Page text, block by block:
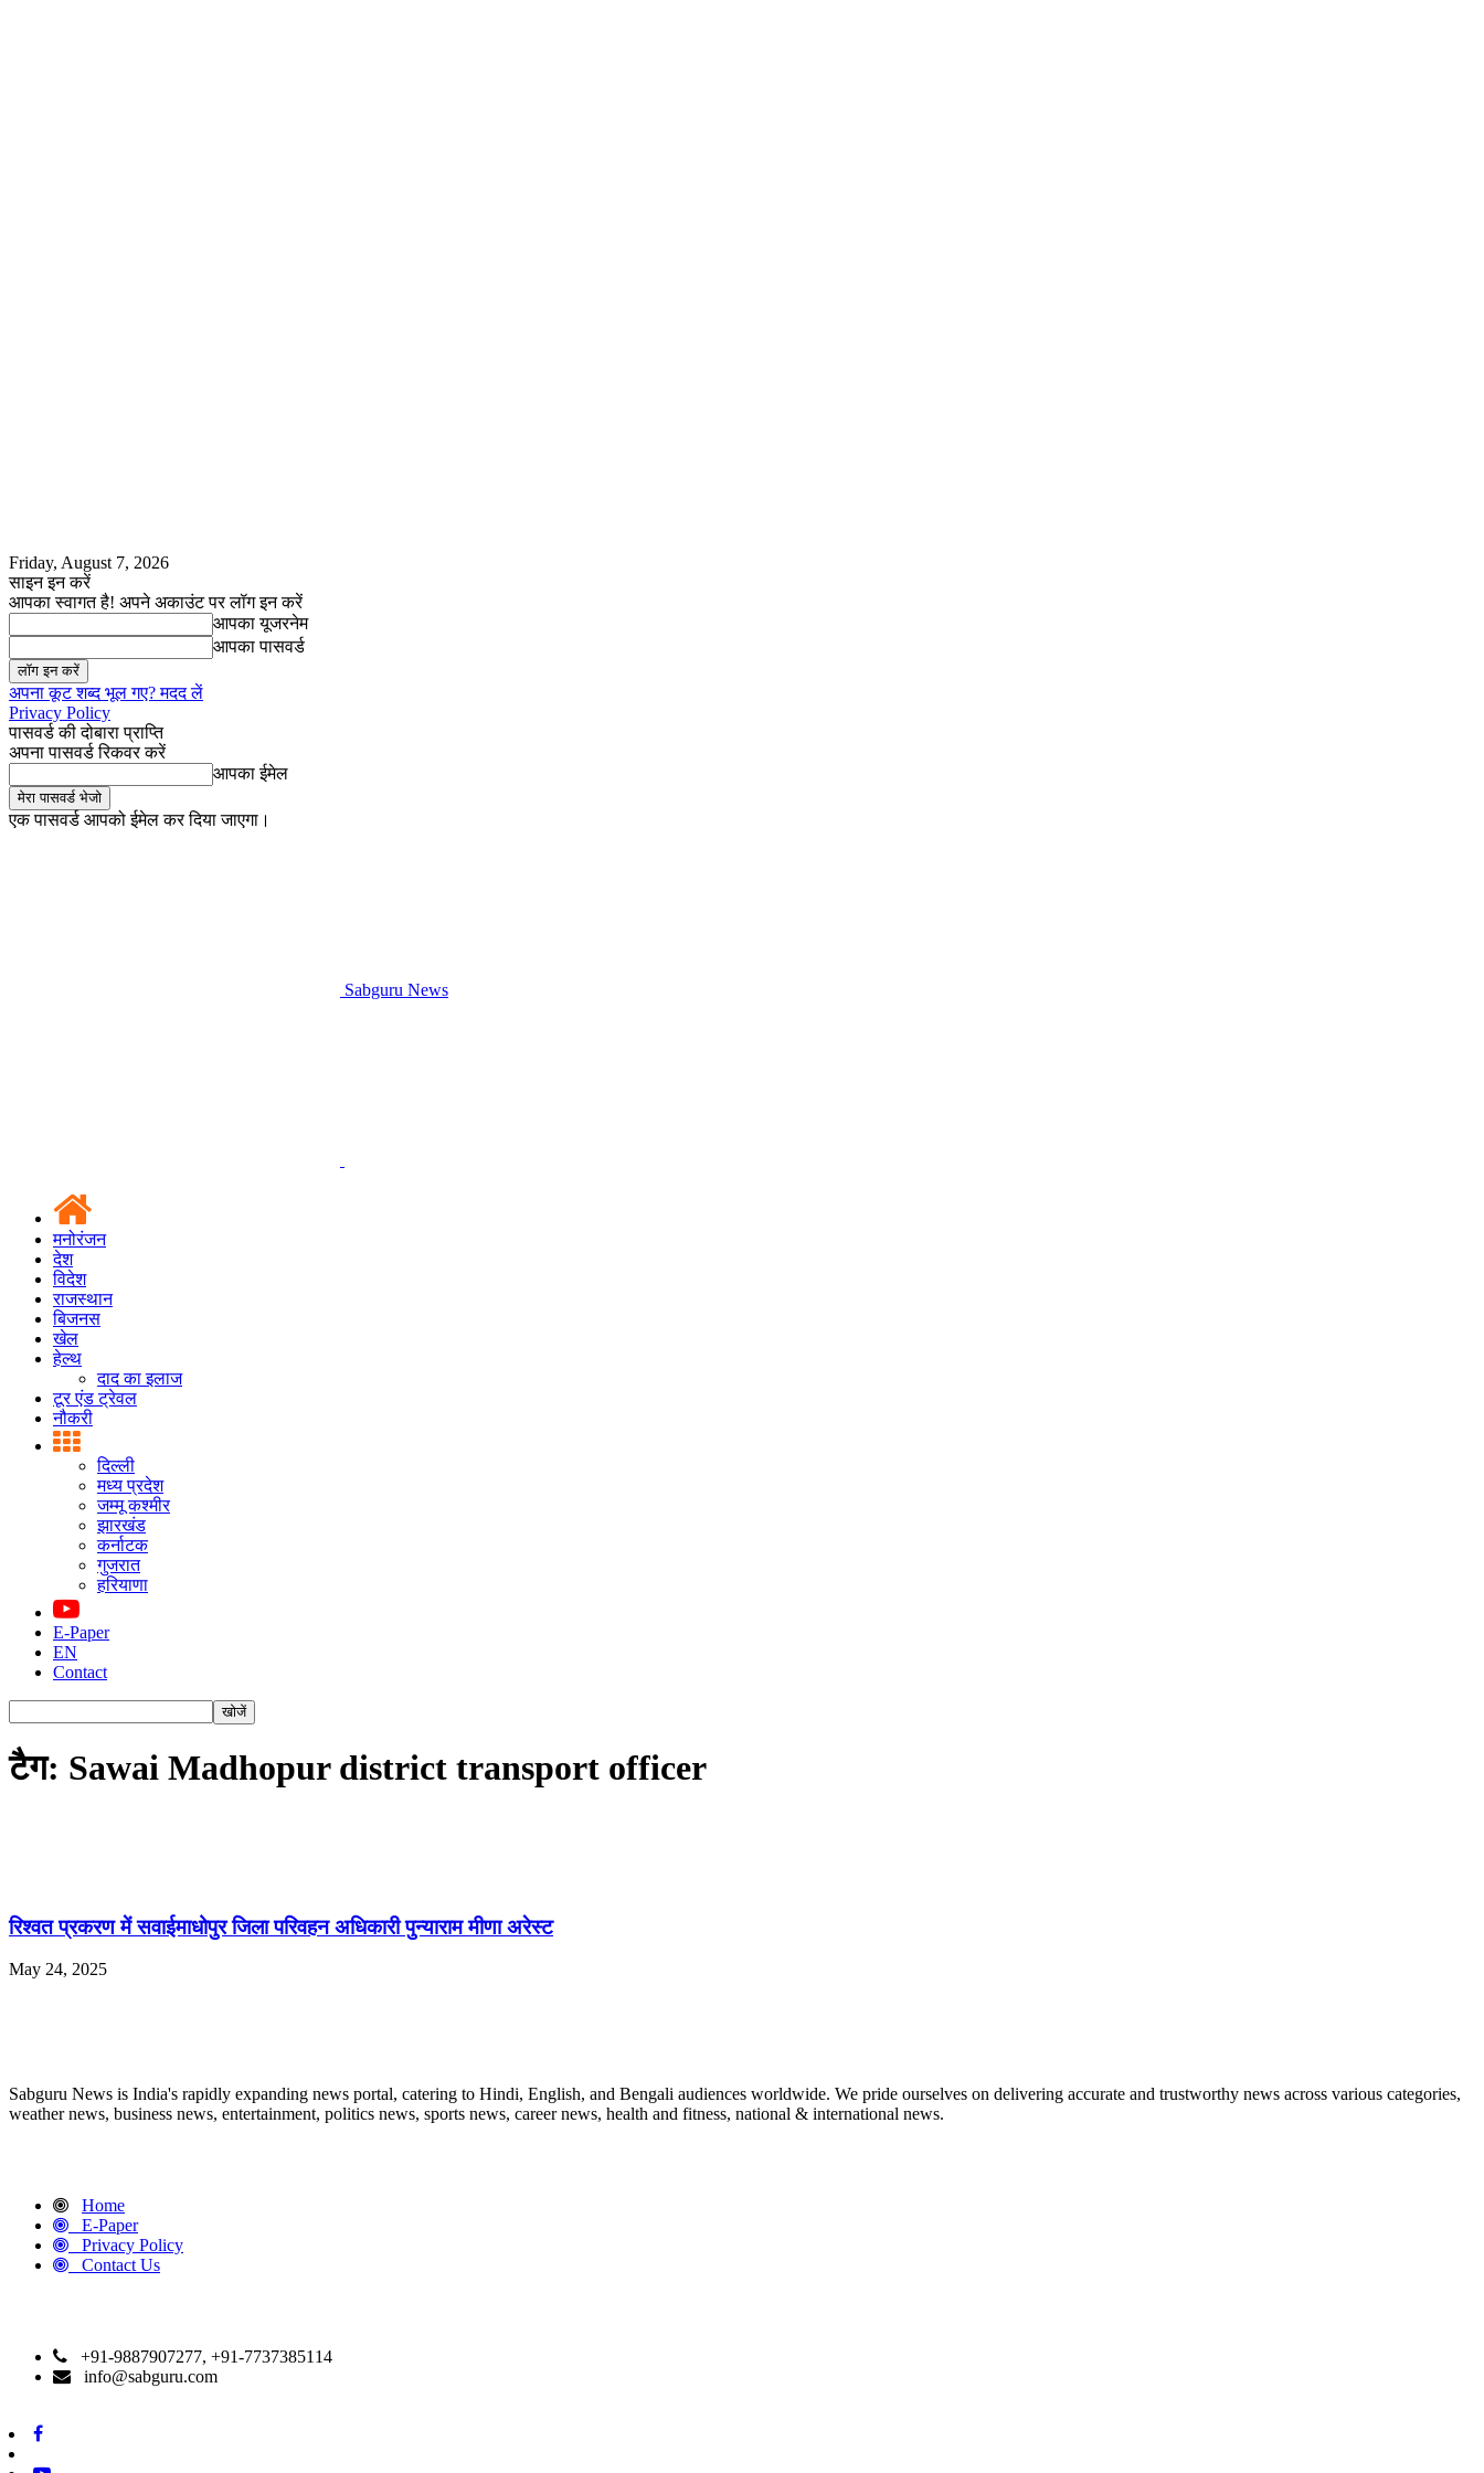
Friday, August 7, 2026
साइन इन करें
आपका स्वागत है! अपने अकाउंट पर लॉग इन करें
आपका यूजरनेम
आपका पासवर्ड
अपना कूट शब्द भूल गए? मदद लें
Privacy Policy
पासवर्ड की दोबारा प्राप्ति
अपना पासवर्ड रिकवर करें
आपका ईमेल
एक पासवर्ड आपको ईमेल कर दिया जाएगा।
Sabguru News
मनोरंजन
देश
विदेश
राजस्थान
बिजनस
खेल
हेल्थ
दाद का इलाज
टूर एंड ट्रेवल
नौकरी
दिल्ली
मध्य प्रदेश
जम्मू कश्मीर
झारखंड
कर्नाटक
गुजरात
हरियाणा
E-Paper
EN
Contact
टैग: Sawai Madhopur district transport officer
रिश्वत प्रकरण में सवाईमाधोपुर जिला परिवहन अधिकारी पुन्याराम मीणा अरेस्ट
May 24, 2025
Sabguru News is India's rapidly expanding news portal, catering to Hindi, English, and Bengali audiences worldwide. We pride ourselves on delivering accurate and trustworthy news across various categories,
weather news, business news, entertainment, politics news, sports news, career news, health and fitness, national & international news.
Home
E-Paper
Privacy Policy
Contact Us
+91-9887907277, +91-7737385114
info@sabguru.com